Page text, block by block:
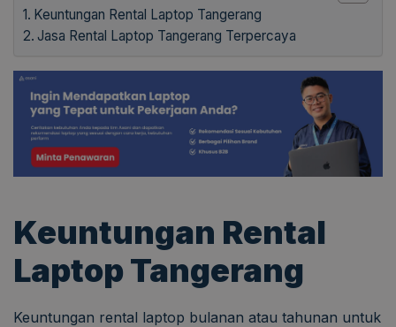
Keuntungan Rental Laptop Tangerang
Jasa Rental Laptop Tangerang Terpercaya
Keuntungan Rental
Laptop Tangerang
Keuntungan rental laptop bulanan atau tahunan untuk